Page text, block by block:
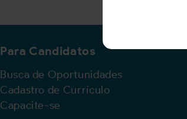
Para Candidatos
Busca de Oportunidades
Cadastro de Currículo
Capacite-se